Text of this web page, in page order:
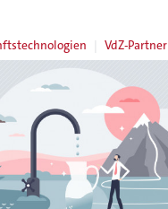
VdZ-Partner